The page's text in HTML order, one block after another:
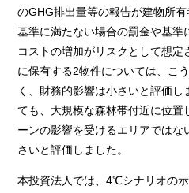
のGHG排出量等の報告が建物所
基準に満たない場合の罰金や基準
コストの増加がリスクとして想定
に保有する2物件については、こ
く、財務的影響は小さいと評価
ても、大規模な森林帯付近に位置
ーンの影響を受けるエリアでは
さいと評価しました。
本投資法人では、4℃シナリオの